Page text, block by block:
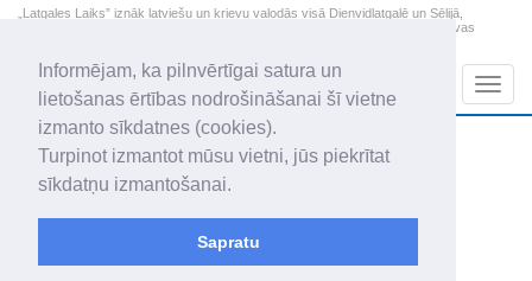
Informējam, ka pilnvērtīgai satura un
lietošanas ērtības nodrošināšanai šī vietne
izmanto sīkdatnes (cookies).
Turpinot izmantot mūsu vietni, jūs piekrītat
sīkdatņu izmantošanai.
Sapratu
„Latgales Laiks” iznāk latviešu un krievu valodās visā Dienvidlatgalē un Sēlijā,
„Latgales Laiks” latviešu valodā aptver Daugavpils valstspilsētu, Augšdaugavas
2026. gada 7. augusts
Piektdiena
Alfrēds, Fredis, Madars
+22.1